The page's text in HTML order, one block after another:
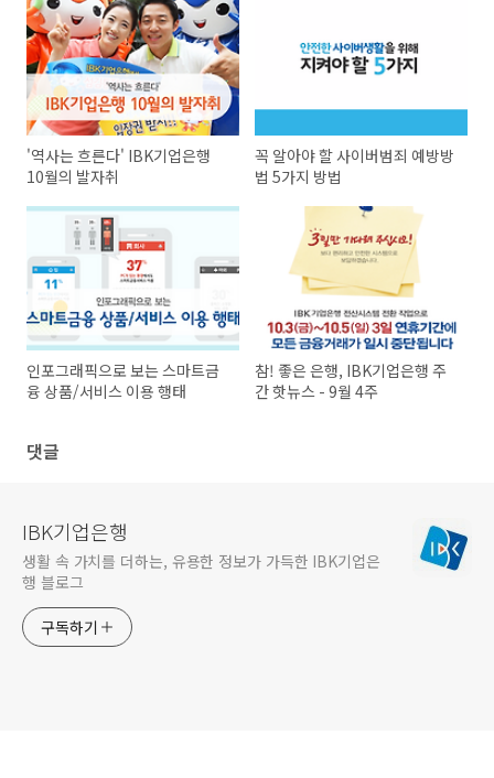
'역사는 흐른다' IBK기업은행
10월의 발자취
꼭 알아야 할 사이버범죄 예방방
법 5가지 방법
인포그래픽으로 보는 스마트금
융 상품/서비스 이용 행태
참! 좋은 은행, IBK기업은행 주
간 핫뉴스 - 9월 4주
댓글
IBK기업은행
생활 속 가치를 더하는, 유용한 정보가 가득한 IBK기업은
행 블로그
구독하기